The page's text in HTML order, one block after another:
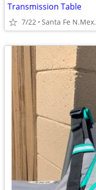
Transmission Table
7/22 Santa Fe N.Mex.